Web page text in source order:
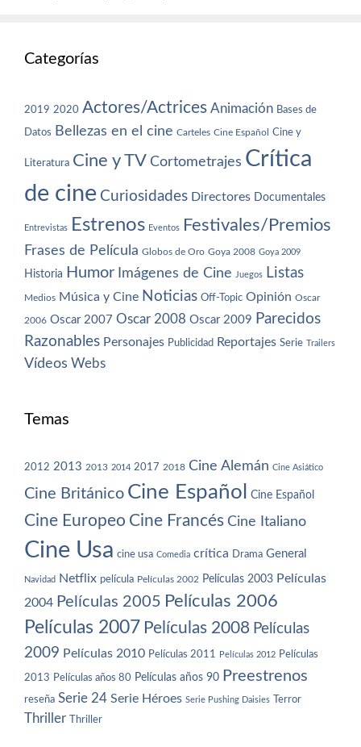
Categorías
2019 2020 Actores/Actrices Animación Bases de
Datos Bellezas en el cine Carteles Cine Español Cine y
Literatura Cine y TV Cortometrajes Crítica
de cine Curiosidades Directores Documentales
Entrevistas Estrenos Eventos Festivales/Premios
Frases de Película Globos de Oro Goya 2008 Goya 2009
Historia Humor Imágenes de Cine Juegos Listas
Medios Música y Cine Noticias Off-Topic Opinión Oscar
2006 Oscar 2007 Oscar 2008 Oscar 2009 Parecidos
Razonables Personajes Publicidad Reportajes Serie Trailers
Vídeos Webs
Temas
2012 2013 2013 2014 2017 2018 Cine Alemán Cine Asiático
Cine Británico Cine Español Cine Español
Cine Europeo Cine Francés Cine Italiano
Cine Usa cine usa Comedia crítica Drama General
Navidad Netflix película Películas 2002 Películas 2003 Películas
2004 Películas 2005 Películas 2006
Películas 2007 Películas 2008 Películas
2009 Películas 2010 Películas 2011 Películas 2012 Películas
2013 Películas años 80 Películas años 90 Preestrenos
reseña Serie 24 Serie Héroes Serie Pushing Daisies Terror
Thriller Thriller